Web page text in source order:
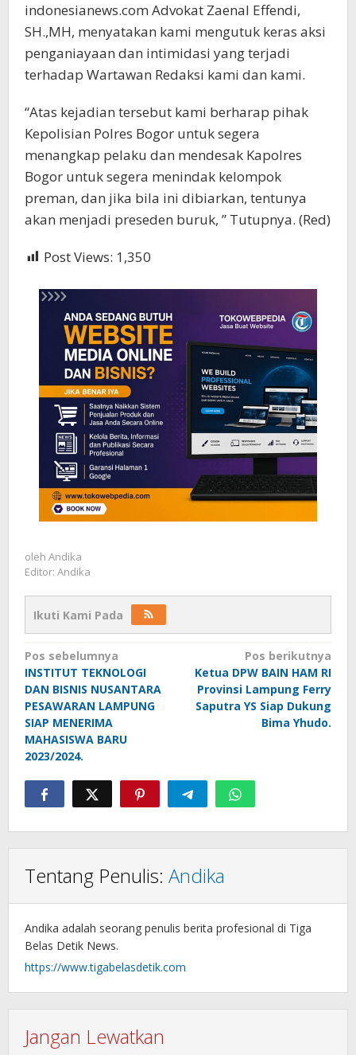
indonesianews.com Advokat Zaenal Effendi,
SH.,MH, menyatakan kami mengutuk keras aksi
penganiayaan dan intimidasi yang terjadi
terhadap Wartawan Redaksi kami dan kami.
“Atas kejadian tersebut kami berharap pihak
Kepolisian Polres Bogor untuk segera
menangkap pelaku dan mendesak Kapolres
Bogor untuk segera menindak kelompok
preman, dan jika bila ini dibiarkan, tentunya
akan menjadi preseden buruk, ” Tutupnya. (Red)
Post Views: 1,350
oleh Andika
Editor: Andika
Ikuti Kami Pada
Navigasi
pos
Pos sebelumnya
INSTITUT TEKNOLOGI
DAN BISNIS NUSANTARA
PESAWARAN LAMPUNG
SIAP MENERIMA
MAHASISWA BARU
2023/2024.
Pos berikutnya
Ketua DPW BAIN HAM RI
Provinsi Lampung Ferry
Saputra YS Siap Dukung
Bima Yhudo.
Tentang Penulis: Andika
Andika adalah seorang penulis berita profesional di Tiga
Belas Detik News.
https://www.tigabelasdetik.com
Jangan Lewatkan